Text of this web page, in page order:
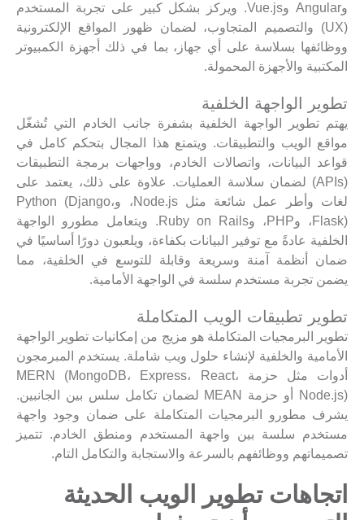
وAngular وVue.js. ويركز بشكل كبير على تجربة المستخدم
(UX) والتصميم المتجاوب، لضمان ظهور المواقع الإلكترونية
ووظائفها بسلاسة على أي جهاز، بما في ذلك أجهزة الكمبيوتر
المكتبية والأجهزة المحمولة.
تطوير الواجهة الخلفية
يهتم تطوير الواجهة الخلفية بشفرة جانب الخادم التي تُشغّل
مواقع الويب والتطبيقات. ويتمتع هذا المجال بتحكم كامل في
قواعد البيانات، واتصالات الخادم، وواجهات برمجة التطبيقات
(APIs) لضمان سلاسة العمليات. علاوة على ذلك، يعتمد على
لغات وأطر عمل شائعة مثل Node.js، وPython (Django،
Flask)، وPHP، وRuby on Rails. ويتعامل مطورو الواجهة
الخلفية عادةً مع توفير البيانات بكفاءة، ويلعبون دورًا أساسيًا في
ضمان أنظمة آمنة وسريعة وقابلة للتوسع في الخلفية، مما
يضمن تجربة مستخدم سلسة في الواجهة الأمامية.
تطوير تطبيقات الويب المتكاملة
تطوير البرمجيات المتكاملة هو مزيج من إمكانيات تطوير الواجهة
الأمامية والخلفية لإنشاء حلول ويب شاملة. يستخدم المبرمجون
أدوات مثل حزمة MERN (MongoDB، Express، React،
Node.js) أو حزمة MEAN لضمان تكامل سلس بين الجانبين.
يشرف مطورو البرمجيات المتكاملة على ضمان وجود واجهة
مستخدم سلسة بين واجهة المستخدم ومنطق الخادم. تتميز
تصميماتهم ووظائفهم بالسرعة والاستجابة والتكامل التام.
اتجاهات تطوير الويب الحديثة